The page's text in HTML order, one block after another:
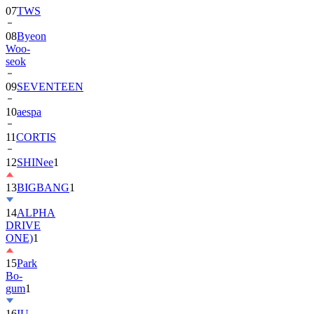
07TWS
08Byeon
Woo-
seok
09SEVENTEEN
10aespa
11CORTIS
12SHINee1
13BIGBANG1
14ALPHA
DRIVE
ONE)1
15Park
Bo-
gum1